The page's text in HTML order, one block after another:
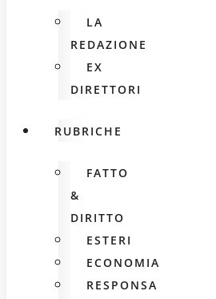
LA
REDAZIONE
EX
DIRETTORI
RUBRICHE
FATTO
&
DIRITTO
ESTERI
ECONOMIA
RESPONSA